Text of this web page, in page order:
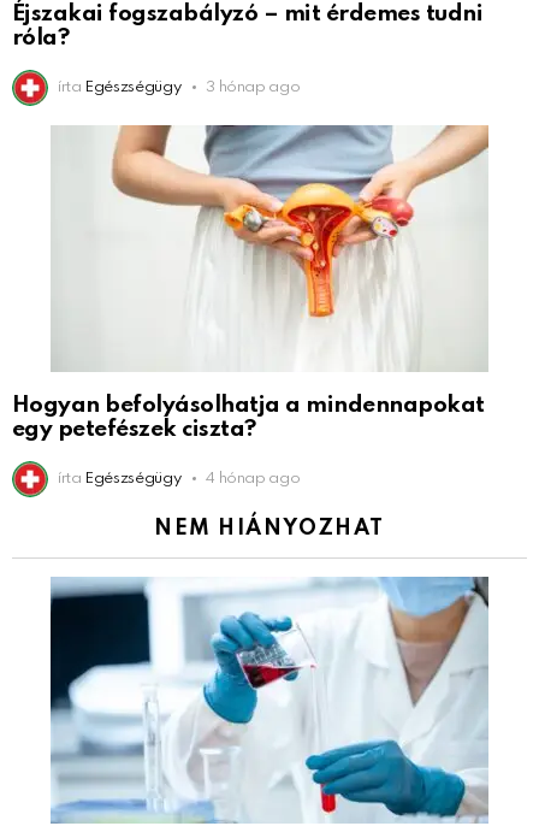
Éjszakai fogszabályzó – mit érdemes tudni
róla?
írta Egészségügy 3 hónap ago
Hogyan befolyásolhatja a mindennapokat
egy petefészek ciszta?
írta Egészségügy 4 hónap ago
NEM HIÁNYOZHAT